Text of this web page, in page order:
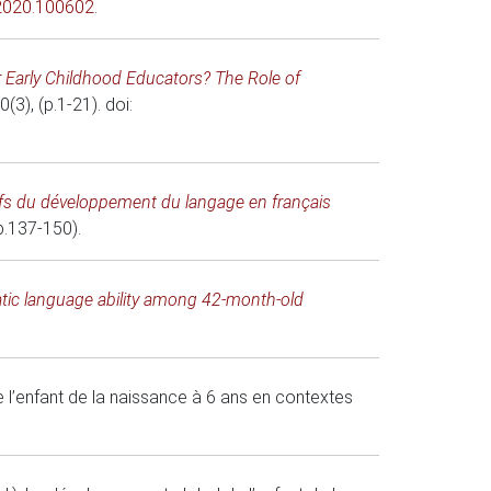
.
Childhood Educators? The Role of
(p.1-21). doi:
du développement du langage en français
150).
language ability among 42-month-old
de la naissance à 6 ans en contextes